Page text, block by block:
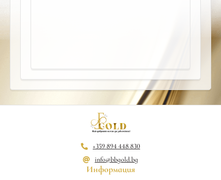
+359 894 448 830
info@bbgold.bg
Информация